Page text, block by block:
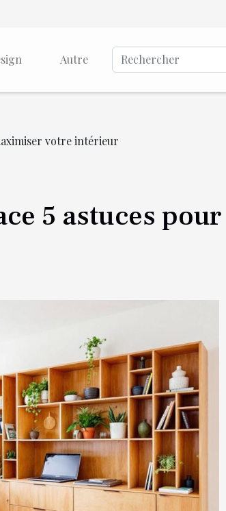
Autre
votre intérieur
5 astuces pour